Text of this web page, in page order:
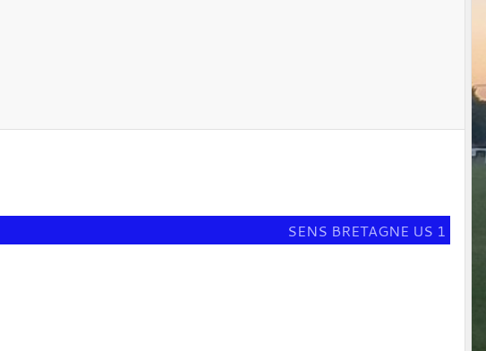
SENS BRETAGNE US 1